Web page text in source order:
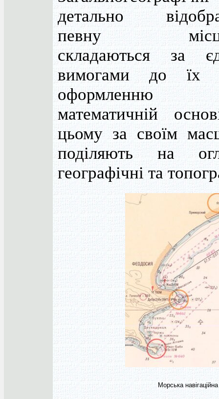
детально
певну
складаються за
вимогами до їх
математичній
цьому за своїм
поділяють на
географічні та
Морська